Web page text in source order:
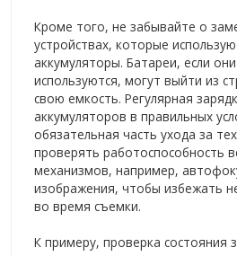
Кроме того, не забывайте о
устройствах, которые
аккумуляторы. Батареи, если
используются, могут выйти из
свою емкость. Регулярная
аккумуляторов в правильных
обязательная часть ухода за
проверять работоспособность
механизмов, например,
изображения, чтобы избежать
во время съемки.
К примеру, проверка состояния